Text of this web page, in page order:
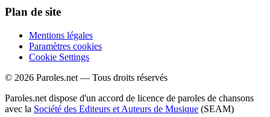
Plan de site
Mentions légales
Paramètres cookies
Cookie Settings
© 2026 Paroles.net — Tous droits réservés
Paroles.net dispose d'un accord de licence de paroles de chansons
avec la Société des Editeurs et Auteurs de Musique (SEAM)